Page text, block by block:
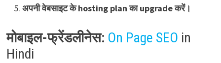
अपनी वेबसाइट के hosting plan का upgrade करें।
मोबाइल-फ्रेंडलीनेस: On Page SEO in
Hindi